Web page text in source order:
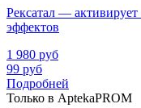
Рексатал —
эффектов
1 980 руб
99 руб
Подробней
Только в AptekaPROM